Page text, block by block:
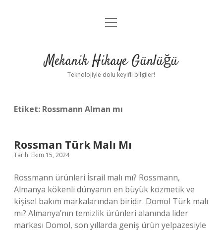
Anasayfa
Yasal Uyarı
menüyü
Mekanik Hikaye Günlüğü
Teknolojiyle dolu keyifli bilgiler!
Etiket: Rossmann Alman mı
Rossman Türk Malı Mı
Tarih: Ekim 15, 2024
Rossmann ürünleri İsrail malı mı? Rossmann,
Almanya kökenli dünyanın en büyük kozmetik ve
kişisel bakım markalarından biridir. Domol Türk malı
mı? Almanya’nın temizlik ürünleri alanında lider
markası Domol, son yıllarda geniş ürün yelpazesiyle